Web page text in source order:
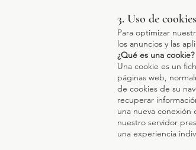
3. Uso de cookies
Para optimizar
los anuncios y las
¿Qué es una cookie?
Una cookie es un
páginas web,
de cookies de su
recuperar
una nueva
nuestro servidor
una experiencia